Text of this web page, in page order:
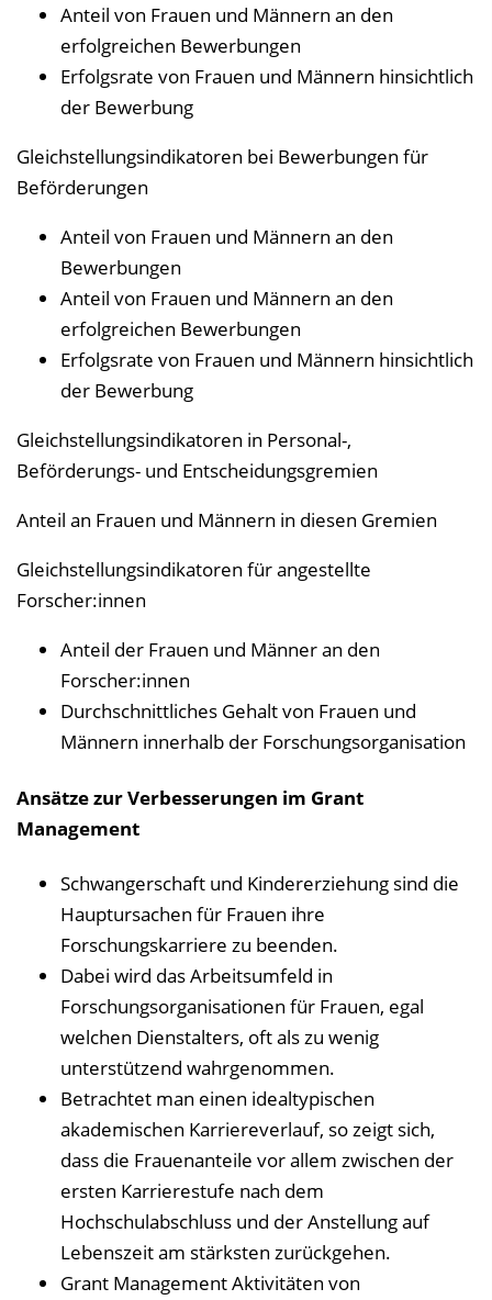
Anteil von Frauen und Männern an den
erfolgreichen Bewerbungen
Erfolgsrate von Frauen und Männern hinsichtlich
der Bewerbung
Gleichstellungsindikatoren bei Bewerbungen für
Beförderungen
Anteil von Frauen und Männern an den
Bewerbungen
Anteil von Frauen und Männern an den
erfolgreichen Bewerbungen
Erfolgsrate von Frauen und Männern hinsichtlich
der Bewerbung
Gleichstellungsindikatoren in Personal-,
Beförderungs- und Entscheidungsgremien
Anteil an Frauen und Männern in diesen Gremien
Gleichstellungsindikatoren für angestellte
Forscher:innen
Anteil der Frauen und Männer an den
Forscher:innen
Durchschnittliches Gehalt von Frauen und
Männern innerhalb der Forschungsorganisation
Ansätze zur Verbesserungen im Grant
Management
Schwangerschaft und Kindererziehung sind die
Hauptursachen für Frauen ihre
Forschungskarriere zu beenden.
Dabei wird das Arbeitsumfeld in
Forschungsorganisationen für Frauen, egal
welchen Dienstalters, oft als zu wenig
unterstützend wahrgenommen.
Betrachtet man einen idealtypischen
akademischen Karriereverlauf, so zeigt sich,
dass die Frauenanteile vor allem zwischen der
ersten Karrierestufe nach dem
Hochschulabschluss und der Anstellung auf
Lebenszeit am stärksten zurückgehen.
Grant Management Aktivitäten von